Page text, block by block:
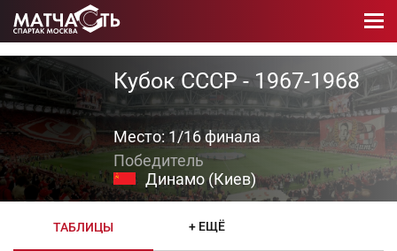
Кубок СССР - 1967-1968
Место: 1/16 финала
Динамо (Киев)
ТАБЛИЦЫ + ЕЩЁ